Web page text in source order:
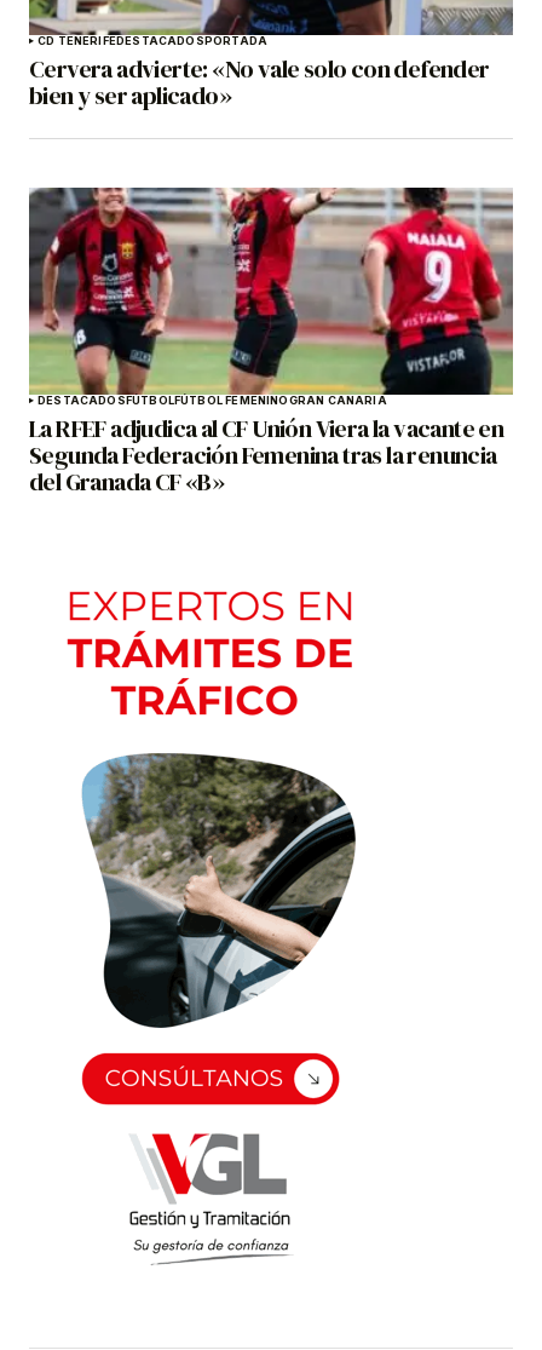
CD TENERIFEDESTACADOSPORTADA
Cervera advierte: «No vale solo con defender
bien y ser aplicado»
DESTACADOSFÚTBOLFÚTBOL FEMENINOGRAN CANARIA
La RFEF adjudica al CF Unión Viera la vacante en
Segunda Federación Femenina tras la renuncia
del Granada CF «B»